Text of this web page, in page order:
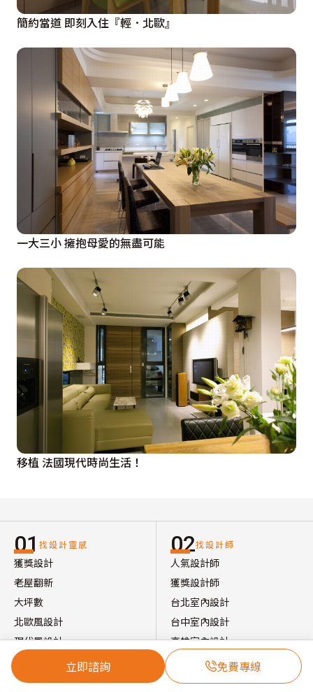
立即諮詢 免費專線
簡約當道 即刻入住『輕．北歐』
一大三小 擁抱母愛的無盡可能
移植 法國現代時尚生活！
01 找設計靈感
獲獎設計
老屋翻新
大坪數
北歐風設計
現代風設計
日式風設計
02找設計師
人氣設計師
獲獎設計師
台北室內設計
台中室內設計
高雄室內設計